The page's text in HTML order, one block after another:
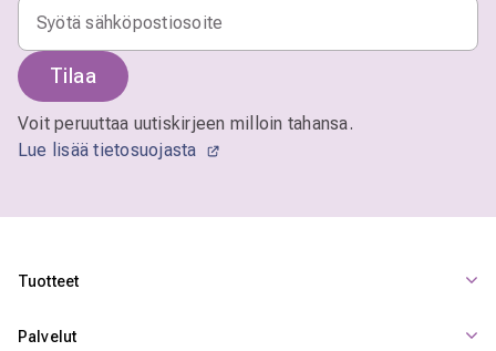
Tilaa
Voit peruuttaa uutiskirjeen milloin tahansa.
Lue lisää tietosuojasta
Tuotteet
Palvelut